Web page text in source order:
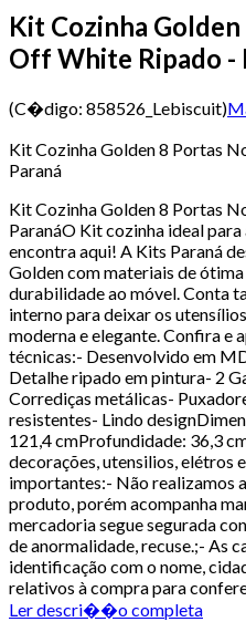
Kit Cozinha
Off White Ripado -
(C�digo: 858526_Lebiscuit)
Kit Cozinha Golden 8 Portas
Paraná
Kit Cozinha Golden 8 Portas
ParanáO Kit cozinha ideal
encontra aqui! A Kits Paraná
Golden com materiais de
durabilidade ao móvel. Conta
interno para deixar os
moderna e elegante. Confira e
técnicas:- Desenvolvido em
Detalhe ripado em pintura- 2
Corrediças metálicas-
resistentes- Lindo
121,4 cmProfundidade: 36,3
decorações, utensilios, elétros
importantes:- Não realizamos
produto, porém acompanha
mercadoria segue segurada
de anormalidade, recuse.;- As
identificação com o nome,
relativos à compra para
Ler descri��o completa